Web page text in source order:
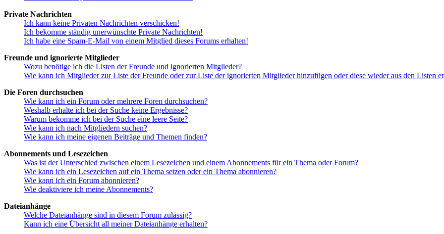
Private Nachrichten
Ich kann keine Privaten Nachrichten verschicken!
Ich bekomme ständig unerwünschte Private Nachrichten!
Ich habe eine Spam-E-Mail von einem Mitglied dieses Forums erhalten!
Freunde und ignorierte Mitglieder
Wozu benötige ich die Listen der Freunde und ignorierten Mitglieder?
Wie kann ich Mitglieder zur Liste der Freunde oder zur Liste der ignorierten Mitglieder hinzufügen oder diese wieder aus den Listen
Die Foren durchsuchen
Wie kann ich ein Forum oder mehrere Foren durchsuchen?
Weshalb erhalte ich bei der Suche keine Ergebnisse?
Warum bekomme ich bei der Suche eine leere Seite?
Wie kann ich nach Mitgliedern suchen?
Wie kann ich meine eigenen Beiträge und Themen finden?
Abonnements und Lesezeichen
Was ist der Unterschied zwischen einem Lesezeichen und einem Abonnements für ein Thema oder Forum?
Wie kann ich ein Lesezeichen auf ein Thema setzen oder ein Thema abonnieren?
Wie kann ich ein Forum abonnieren?
Wie deaktiviere ich meine Abonnements?
Dateianhänge
Welche Dateianhänge sind in diesem Forum zulässig?
Kann ich eine Übersicht all meiner Dateianhänge erhalten?